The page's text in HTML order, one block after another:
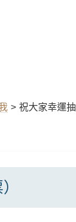
> 祝大家幸運